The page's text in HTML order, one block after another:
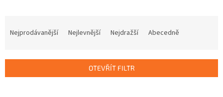
í
Nejprodávanější Nejlevnější Nejdražší Abecedně
OTEVŘÍT FILTR